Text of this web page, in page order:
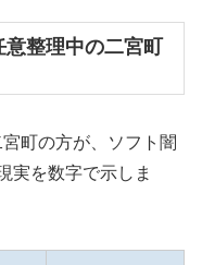
意整理中の二宮町
町の方が、ソフト闇
実を数字で示しま